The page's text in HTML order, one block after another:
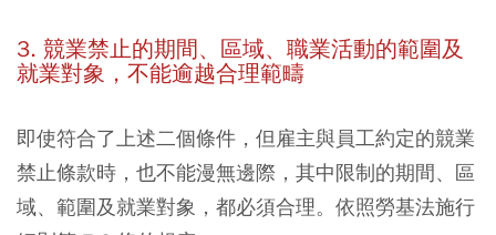
3. 競業禁止的期間、區域、職業活動的範圍及
就業對象，不能逾越合理範疇
即使符合了上述二個條件，但雇主與員工約定的競業
禁止條款時，也不能漫無邊際，其中限制的期間、區
域、範圍及就業對象，都必須合理。依照勞基法施行